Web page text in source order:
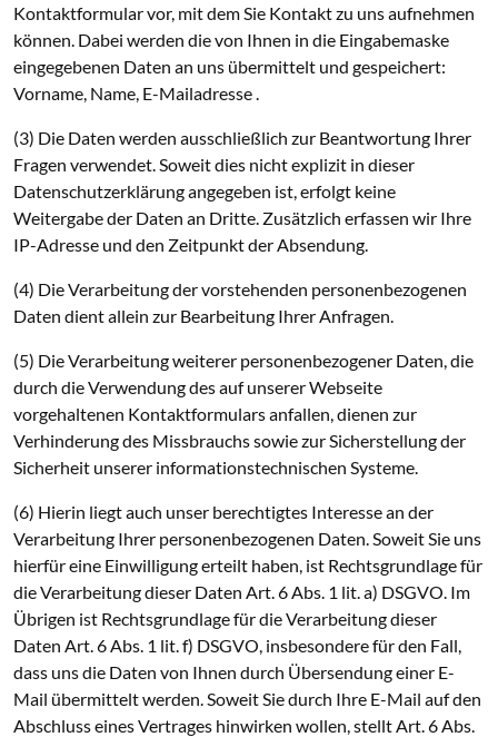
Kontaktformular vor, mit dem Sie Kontakt zu uns aufnehmen
können. Dabei werden die von Ihnen in die Eingabemaske
eingegebenen Daten an uns übermittelt und gespeichert:
Vorname, Name, E-Mailadresse .
(3) Die Daten werden ausschließlich zur Beantwortung Ihrer
Fragen verwendet. Soweit dies nicht explizit in dieser
Datenschutzerklärung angegeben ist, erfolgt keine
Weitergabe der Daten an Dritte. Zusätzlich erfassen wir Ihre
IP-Adresse und den Zeitpunkt der Absendung.
(4) Die Verarbeitung der vorstehenden personenbezogenen
Daten dient allein zur Bearbeitung Ihrer Anfragen.
(5) Die Verarbeitung weiterer personenbezogener Daten, die
durch die Verwendung des auf unserer Webseite
vorgehaltenen Kontaktformulars anfallen, dienen zur
Verhinderung des Missbrauchs sowie zur Sicherstellung der
Sicherheit unserer informationstechnischen Systeme.
(6) Hierin liegt auch unser berechtigtes Interesse an der
Verarbeitung Ihrer personenbezogenen Daten. Soweit Sie uns
hierfür eine Einwilligung erteilt haben, ist Rechtsgrundlage für
die Verarbeitung dieser Daten Art. 6 Abs. 1 lit. a) DSGVO. Im
Übrigen ist Rechtsgrundlage für die Verarbeitung dieser
Daten Art. 6 Abs. 1 lit. f) DSGVO, insbesondere für den Fall,
dass uns die Daten von Ihnen durch Übersendung einer E-
Mail übermittelt werden. Soweit Sie durch Ihre E-Mail auf den
Abschluss eines Vertrages hinwirken wollen, stellt Art. 6 Abs.